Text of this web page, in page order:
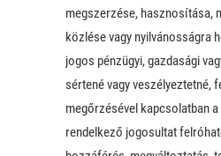
megszerzése, hasznosítása,
közlése vagy nyilvánosságra
jogos pénzügyi, gazdasági
sértené vagy veszélyeztetné,
megőrzésével kapcsolatban
rendelkező jogosultat